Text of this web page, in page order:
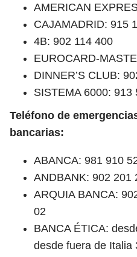
AMERICAN
CAJAMADRID: 915
4B: 902 114 400
EUROCARD-
DINNER’S CLUB:
SISTEMA 6000:
Teléfono de
bancarias:
ABANCA: 981 910
ANDBANK: 902 201
ARQUIA BANCA:
02
BANCA ÉTICA:
desde fuera de Italia